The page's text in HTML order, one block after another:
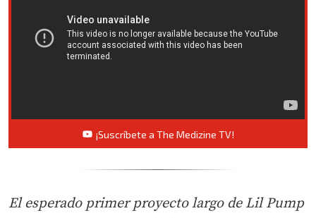
¡Suscríbete a The Medizine TV!
El esperado primer proyecto largo de Lil Pump